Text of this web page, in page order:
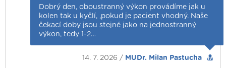
Dobrý den, oboustranný výkon provádíme jak u
kolen tak u kyčlí, ,pokud je pacient vhodný. Naše
čekací doby jsou stejné jako na jednostranný
výkon, tedy 1-2…
14. 7. 2026 / MUDr. Milan Pastucha